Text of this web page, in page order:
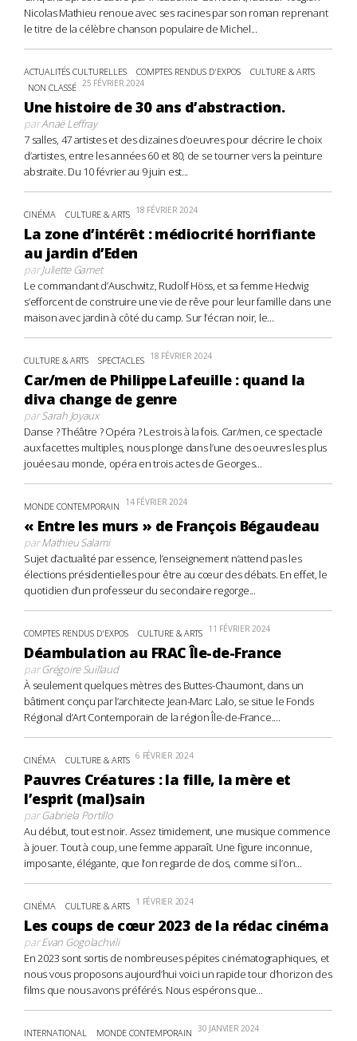
Nicolas Mathieu renoue avec ses racines par son roman reprenant
le titre de la célèbre chanson populaire de Michel...
ACTUALITÉS CULTURELLES COMPTES RENDUS D'EXPOS
CULTURE & ARTS
NON CLASSÉ 25 FÉVRIER 2024
Une histoire de 30 ans d’abstraction.
parAnaë Leffray
7 salles, 47 artistes et des dizaines d’oeuvres pour décrire le choix
d’artistes, entre les années 60 et 80, de se tourner vers la peinture
abstraite. Du 10 février au 9 juin est...
CINÉMA CULTURE & ARTS 18 FÉVRIER 2024
La zone d’intérêt : médiocrité horrifiante
au jardin d’Eden
parJuliette Gamet
Le commandant d’Auschwitz, Rudolf Höss, et sa femme Hedwig
s’efforcent de construire une vie de rêve pour leur famille dans une
maison avec jardin à côté du camp. Sur l’écran noir, le...
CULTURE & ARTS SPECTACLES 18 FÉVRIER 2024
Car/men de Philippe Lafeuille : quand la
diva change de genre
parSarah Joyaux
Danse ? Théâtre ? Opéra ? Les trois à la fois. Car/men, ce spectacle
aux facettes multiples, nous plonge dans l’une des oeuvres les plus
jouées au monde, opéra en trois actes de Georges...
MONDE CONTEMPORAIN 14 FÉVRIER 2024
« Entre les murs » de François Bégaudeau
parMathieu Salami
Sujet d’actualité par essence, l’enseignement n’attend pas les
élections présidentielles pour être au cœur des débats. En effet, le
quotidien d’un professeur du secondaire regorge...
COMPTES RENDUS D'EXPOS CULTURE & ARTS 11 FÉVRIER 2024
Déambulation au FRAC Île-de-France
parGrégoire Suillaud
À seulement quelques mètres des Buttes-Chaumont, dans un
bâtiment conçu par l’architecte Jean-Marc Lalo, se situe le Fonds
Régional d’Art Contemporain de la région Île-de-France....
CINÉMA CULTURE & ARTS 6 FÉVRIER 2024
Pauvres Créatures : la fille, la mère et
l’esprit (mal)sain
parGabriela Portillo
Au début, tout est noir. Assez timidement, une musique commence
à jouer. Tout à coup, une femme apparaît. Une figure inconnue,
imposante, élégante, que l’on regarde de dos, comme si l’on...
CINÉMA CULTURE & ARTS 1 FÉVRIER 2024
Les coups de cœur 2023 de la rédac cinéma
parEvan Gogolachvili
En 2023 sont sortis de nombreuses pépites cinématographiques, et
nous vous proposons aujourd’hui voici un rapide tour d’horizon des
films que nous avons préférés. Nous espérons que...
INTERNATIONAL MONDE CONTEMPORAIN 30 JANVIER 2024